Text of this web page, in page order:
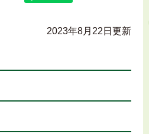
2023年8月22日更新